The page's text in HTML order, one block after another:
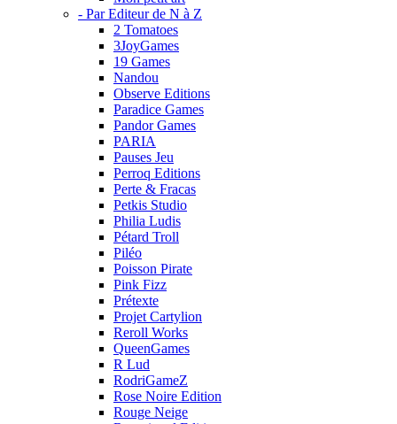
- Par Editeur de N à Z
2 Tomatoes
3JoyGames
19 Games
Nandou
Observe Editions
Paradice Games
Pandor Games
PARIA
Pauses Jeu
Perroq Editions
Perte & Fracas
Petkis Studio
Philia Ludis
Pétard Troll
Piléo
Poisson Pirate
Pink Fizz
Prétexte
Projet Cartylion
Reroll Works
QueenGames
R Lud
RodriGameZ
Rose Noire Edition
Rouge Neige